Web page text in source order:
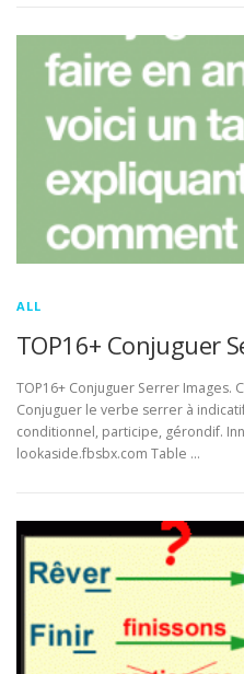
ALL
TOP16+ Conjuguer
TOP16+ Conjuguer Serrer Images.
Conjuguer le verbe serrer à
conditionnel, participe, gérondif.
lookaside.fbsbx.com Table …